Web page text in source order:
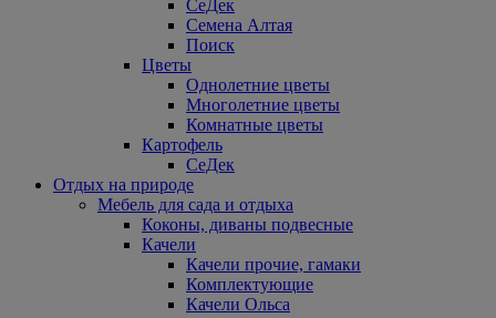
СеДек
Семена Алтая
Поиск
Цветы
Однолетние цветы
Многолетние цветы
Комнатные цветы
Картофель
СеДек
Отдых на природе
Мебель для сада и отдыха
Коконы, диваны подвесные
Качели
Качели прочие, гамаки
Комплектующие
Качели Ольса